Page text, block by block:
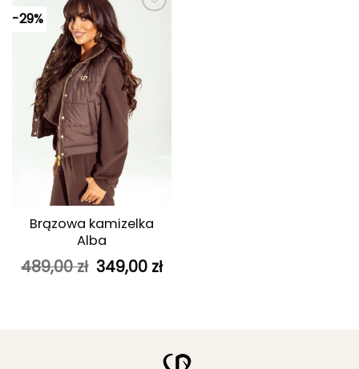
-29%
Dodaj do
ulubionych
Brązowa kamizelka
Alba
489,00zł Pierwotna
cena
349,00 złAktualna